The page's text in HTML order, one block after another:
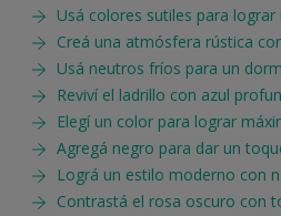
Usá colores sutiles para
Creá una atmósfera rústica
Usá neutros fríos para un
Reviví el ladrillo con azul
Elegí un color para lograr
Agregá negro para dar un
Lográ un estilo moderno con
Contrastá el rosa oscuro con